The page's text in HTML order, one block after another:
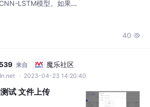
LSTM模型。如果你
序列数据。希望这个代
题，欢迎交流！
40 
来自 魔乐社区
· 2023-04-23 14:20:40
试 文件上传